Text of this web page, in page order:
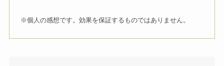
※個人の感想です。効果を保証するものではありません。